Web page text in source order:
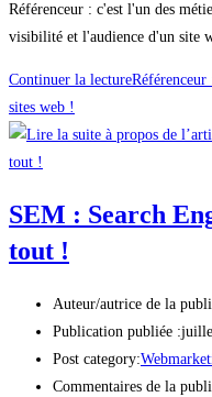
Référenceur : c'est l'un des
visibilité et l'audience d'un site
Continuer la lectureRéférenceur
sites web !
SEM : Search
tout !
Auteur/autrice de la
Publication publiée :
Post category:
Commentaires de la